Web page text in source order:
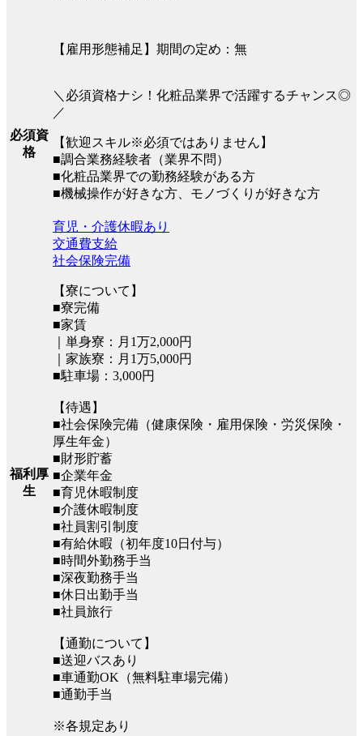
【雇用形態補足】期間の定め：無
必須資
格
＼必須資格ナシ！化粧品業界で活躍するチャンス◎
／
【歓迎スキル※必須ではありません】
■調合業務経験者（業界不問）
■化粧品業界での勤務経験がある方
■機械操作が好きな方、モノづくりが好きな方
福利厚
生
育児・介護休暇あり
交通費支給
社会保険完備
【寮について】
■寮完備
■家賃
｜単身寮：月1万2,000円
｜家族寮：月1万5,000円
■駐車場：3,000円
【待遇】
■社会保険完備（健康保険・雇用保険・労災保険・
厚生年金）
■財形貯蓄
■企業年金
■育児休暇制度
■介護休暇制度
■社員割引制度
■有給休暇（初年度10日付与）
■時間外勤務手当
■深夜勤務手当
■休日出勤手当
■社員旅行
【通勤について】
■送迎バスあり
■車通勤OK（無料駐車場完備）
■通勤手当
※各規定あり